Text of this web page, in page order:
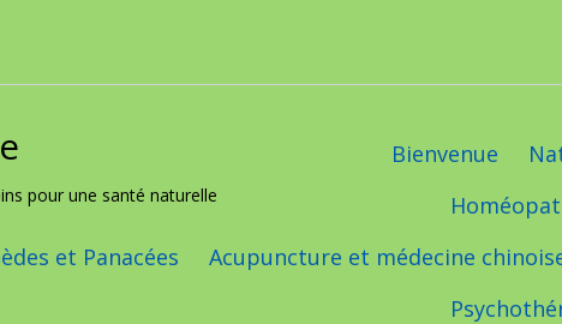
pour une santé naturelle
Bienvenue
et Panacées Acupuncture et médecine